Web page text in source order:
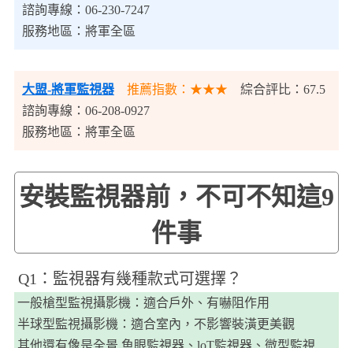
諮詢專線：06-230-7247
服務地區：將軍全區
大盟-將軍監視器 推薦指數：★★★
綜合評比：67.5
諮詢專線：06-208-0927
服務地區：將軍全區
安裝監視器前，不可不知這9
件事
​Q1：監視器有幾種款式可選擇？
一般槍型監視攝影機：適合戶外、有嚇阻作用
半球型監視攝影機：適合室內，不影響裝潢更美觀